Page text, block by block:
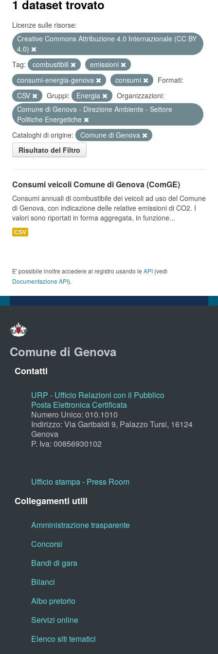
1 dataset trovato
Licenze sulle risorse:
Creative Commons Attribuzione 4.0 Internazionale (CC BY
4.0)
Tag:
combustibili
emissioni
consumi-energia-genova
consumi
Formati:
CSV
Gruppi: Energia
Organizzazioni:
Comune di Genova - Direzione Ambiente - Settore
Politiche Energetiche
Cataloghi di origine:
Comune di Genova
Risultato del Filtro
Consumi veicoli Comune di Genova (ComGE)
Consumi annuali di combustibile dei veicoli ad uso del Comune
di Genova, con indicazione delle relative emissioni di CO2. I
valori sono riportati in forma aggregata, in funzione...
CSV
E' possibile inoltre accedere al registro usando le API (vedi
Documentazione API).
Comune di Genova
Contatti
URP - Ufficio Relazioni con il Pubblico
Posta Elettronica Certificata
Numero Unico: 010.1010
Indirizzo: Via Garibaldi 9, Palazzo Tursi, 16124
Genova
P. Iva: 00856930102
Ufficio stampa - Press Room
Collegamenti utili
Amministrazione trasparente
Concorsi
Bandi di gara
Bilanci
Albo pretorio
Servizi online
Elenco siti tematici